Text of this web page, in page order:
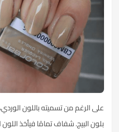
على الرغم من تسميته باللون
بلون البيج. شفاف تمامًا فيأخذ اللون